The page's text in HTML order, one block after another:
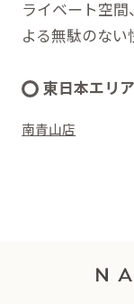
ライベート空
よる無駄のな
東日本エリア
南青山店